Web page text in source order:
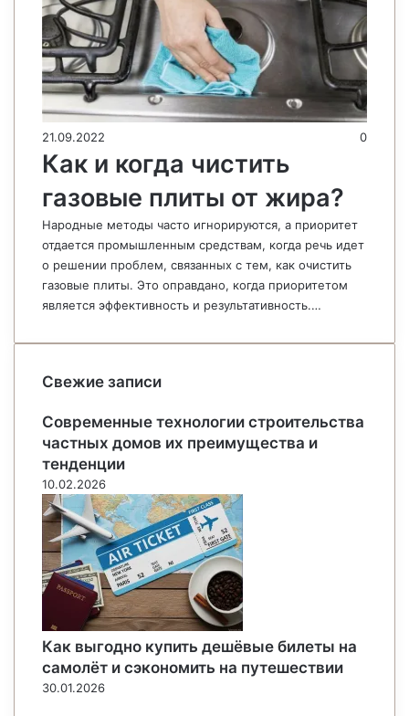
21.09.2022 0
Как и когда чистить
газовые плиты от жира?
Народные методы часто игнорируются, а приоритет
отдается промышленным средствам, когда речь идет
о решении проблем, связанных с тем, как очистить
газовые плиты. Это оправдано, когда приоритетом
является эффективность и результативность.…
Свежие записи
Современные технологии строительства
частных домов их преимущества и
тенденции
10.02.2026
Как выгодно купить дешёвые билеты на
самолёт и сэкономить на путешествии
30.01.2026